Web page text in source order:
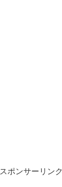
スポンサーリンク